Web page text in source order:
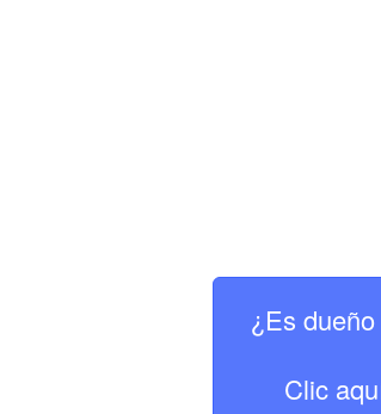
¿Es
Clic